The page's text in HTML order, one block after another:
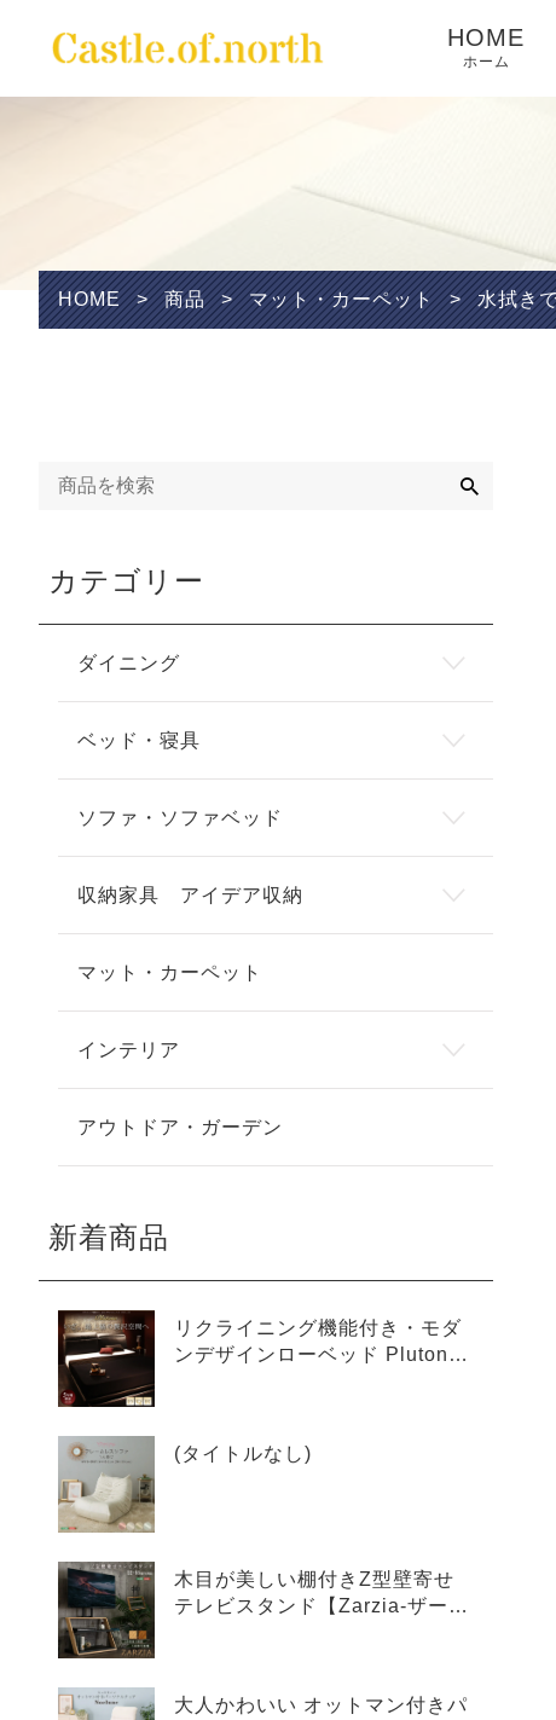
HOME
ホーム
HOME > 商品 > マット・カーペット > 水拭き
カテゴリー
ダイニング
ベッド・寝具
ソファ・ソファベッド
収納家具 アイデア収納
マット・カーペット
インテリア
アウトドア・ガーデン
新着商品
リクライニング機能付き・モダ
ンデザインローベッド Plutone
(タイトルなし)
木目が美しい棚付きZ型壁寄せ
テレビスタンド【Zarzia-ザージ
大人かわいい オットマン付きパ